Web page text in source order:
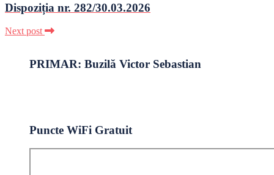
Dispoziția nr. 282/30.03.2026
Next post
PRIMAR: Buzilă Victor Sebastian
Puncte WiFi Gratuit